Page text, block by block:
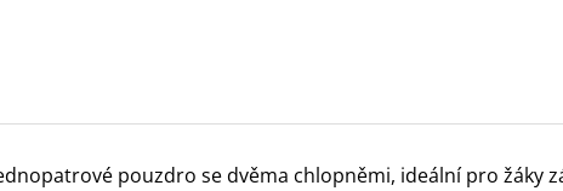
pouzdro se dvěma chlopněmi, ideální pro žáky